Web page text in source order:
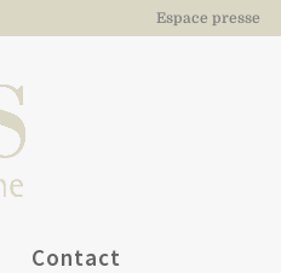
Espace presse
Contact